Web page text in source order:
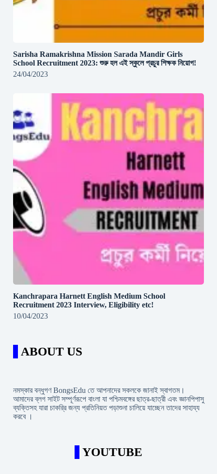
Sarisha Ramakrishna Mission Sarada Mandir Girls
School Recruitment 2023: শুরু হল এই স্কুলে প্রচুর শিক্ষক নিয়োগ!
24/04/2023
Kanchrapara Harnett English Medium School
Recruitment 2023 Interview, Eligibility etc!
10/04/2023
ABOUT US
নমস্কার বন্ধুগণ BongsEdu তে আপনাদের সকলকে জানাই স্বাগতম।
আমাদের ব্লগ সাইট সম্পূর্ণরূপে বাংলা যা পশ্চিমবঙ্গের ছাত্র-ছাত্রী এবং জ্ঞানপিপাসু
ব্যক্তিসহ যারা চাকরি্র জন্য প্রতিনিয়ত পড়াশুনা চালিয়ে যাচ্ছেন তাদের সাহায্য
করবে ।
YOUTUBE